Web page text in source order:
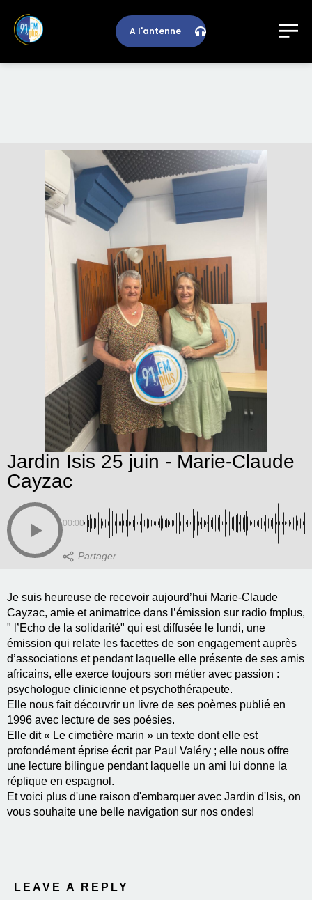
A l'antenne
Jardin Isis 25 juin - Marie-Claude
Cayzac
00:00
Je suis heureuse de recevoir aujourd’hui Marie-Claude
Cayzac, amie et animatrice dans l’émission sur radio fmplus,
" l’Echo de la solidarité" qui est diffusée le lundi, une
émission qui relate les facettes de son engagement auprès
d’associations et pendant laquelle elle présente de ses amis
africains, elle exerce toujours son métier avec passion :
psychologue clinicienne et psychothérapeute.
Elle nous fait découvrir un livre de ses poèmes publié en
1996 avec lecture de ses poésies.
Elle dit « Le cimetière marin » un texte dont elle est
profondément éprise écrit par Paul Valéry ; elle nous offre
une lecture bilingue pendant laquelle un ami lui donne la
réplique en espagnol.
Et voici plus d'une raison d'embarquer avec Jardin d'Isis, on
vous souhaite une belle navigation sur nos ondes!
LEAVE A REPLY